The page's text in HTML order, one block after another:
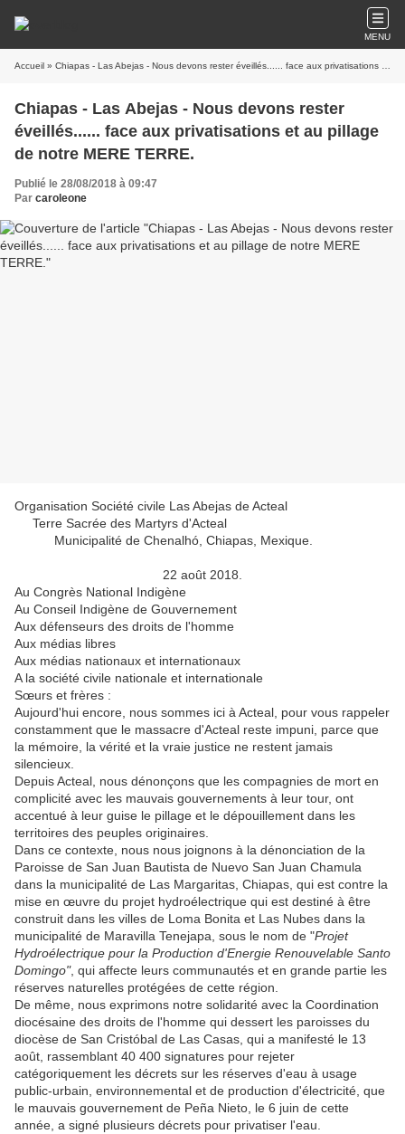
MENU
Accueil » Chiapas - Las Abejas - Nous devons rester éveillés...... face aux privatisations et au pillage de notre MERE TERRE.
Chiapas - Las Abejas - Nous devons rester
éveillés...... face aux privatisations et au pillage
de notre MERE TERRE.
Publié le 28/08/2018 à 09:47
Par caroleone
Organisation Société civile Las Abejas de Acteal
Terre Sacrée des Martyrs d'Acteal
Municipalité de Chenalhó, Chiapas, Mexique.
22 août 2018.
Au Congrès National Indigène
Au Conseil Indigène de Gouvernement
Aux défenseurs des droits de l'homme
Aux médias libres
Aux médias nationaux et internationaux
A la société civile nationale et internationale
Sœurs et frères :
Aujourd'hui encore, nous sommes ici à Acteal, pour vous rappeler
constamment que le massacre d'Acteal reste impuni, parce que
la mémoire, la vérité et la vraie justice ne restent jamais
silencieux.
Depuis Acteal, nous dénonçons que les compagnies de mort en
complicité avec les mauvais gouvernements à leur tour, ont
accentué à leur guise le pillage et le dépouillement dans les
territoires des peuples originaires.
Dans ce contexte, nous nous joignons à la dénonciation de la
Paroisse de San Juan Bautista de Nuevo San Juan Chamula
dans la municipalité de Las Margaritas, Chiapas, qui est contre la
mise en œuvre du projet hydroélectrique qui est destiné à être
construit dans les villes de Loma Bonita et Las Nubes dans la
municipalité de Maravilla Tenejapa, sous le nom de "Projet
Hydroélectrique pour la Production d'Energie Renouvelable Santo
Domingo", qui affecte leurs communautés et en grande partie les
réserves naturelles protégées de cette région.
De même, nous exprimons notre solidarité avec la Coordination
diocésaine des droits de l'homme qui dessert les paroisses du
diocèse de San Cristóbal de Las Casas, qui a manifesté le 13
août, rassemblant 40 400 signatures pour rejeter
catégoriquement les décrets sur les réserves d'eau à usage
public-urbain, environnemental et de production d'électricité, que
le mauvais gouvernement de Peña Nieto, le 6 juin de cette
année, a signé plusieurs décrets pour privatiser l'eau.